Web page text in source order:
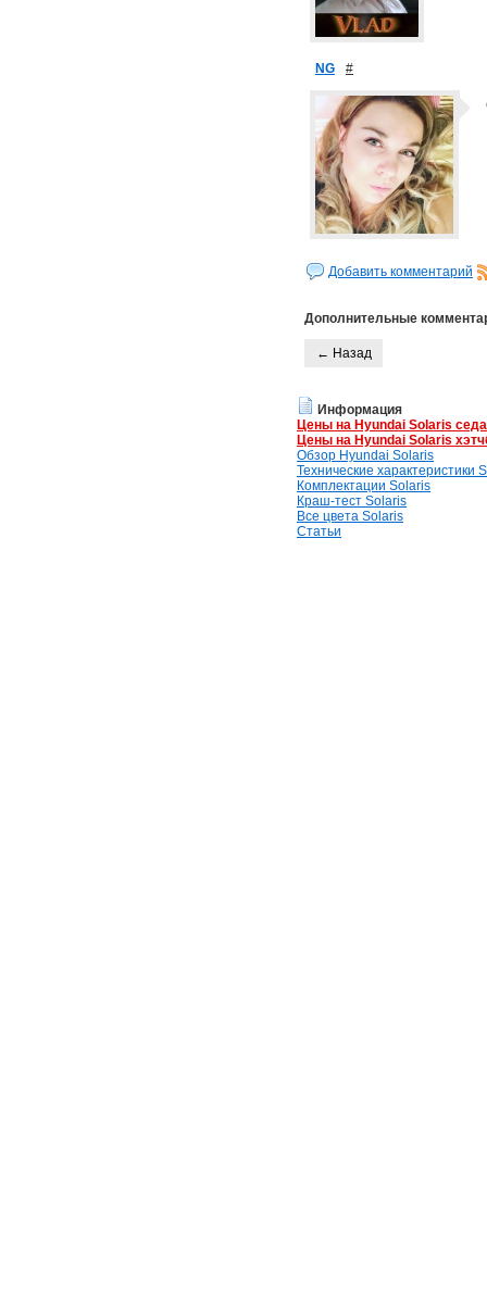
NG #
Добавить комментарий
Дополнительные
← Назад
Информация
Цены на Hyundai Solaris
Цены на Hyundai Solaris
Обзор Hyundai Solaris
Технические характеристики
Комплектации Solaris
Краш-тест Solaris
Все цвета Solaris
Статьи